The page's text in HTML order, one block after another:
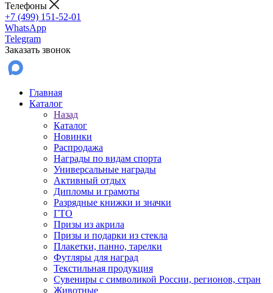
Телефоны
+7 (499) 151-52-01
WhatsApp
Telegram
Заказать звонок
Главная
Каталог
Назад
Каталог
Новинки
Распродажа
Награды по видам спорта
Универсальные награды
Активный отдых
Дипломы и грамоты
Разрядные книжки и значки
ГТО
Призы из акрила
Призы и подарки из стекла
Плакетки, панно, тарелки
Футляры для наград
Текстильная продукция
Сувениры с символикой России, регионов, стран
Животные